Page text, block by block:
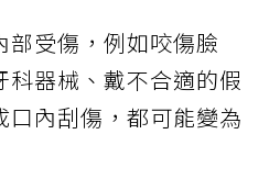
部受傷，例如咬傷臉
器械、戴不合適的假
口內刮傷，都可能變為